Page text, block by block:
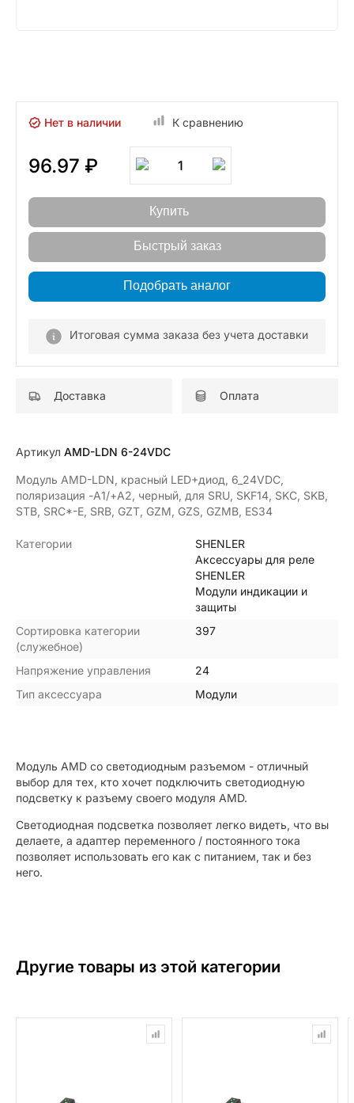
Нет в наличии К сравнению
96.97 ₽ 1
Купить
Быстрый заказ
Подобрать аналог
Итоговая сумма заказа без учета доставки
Доставка Оплата
Артикул AMD-LDN 6-24VDC
Модуль AMD-LDN, красный LED+диод, 6_24VDC,
поляризация -А1/+А2, черный, для SRU, SKF14, SKC, SKB,
STB, SRC*-E, SRB, GZT, GZM, GZS, GZMB, ES34
Категории
SHENLER
Аксессуары для реле
SHENLER
Модули индикации и
защиты
Сортировка категории
(служебное)
397
Напряжение управления
24
Тип аксессуара
Модули
Модуль AMD со светодиодным разъемом - отличный
выбор для тех, кто хочет подключить светодиодную
подсветку к разъему своего модуля AMD.
Светодиодная подсветка позволяет легко видеть, что вы
делаете, а адаптер переменного / постоянного тока
позволяет использовать его как с питанием, так и без
него.
Другие товары из этой категории